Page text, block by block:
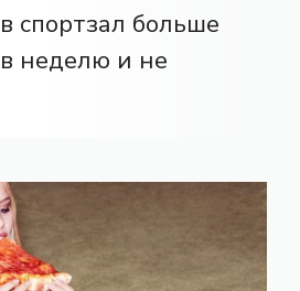
спортзал больше
неделю и не